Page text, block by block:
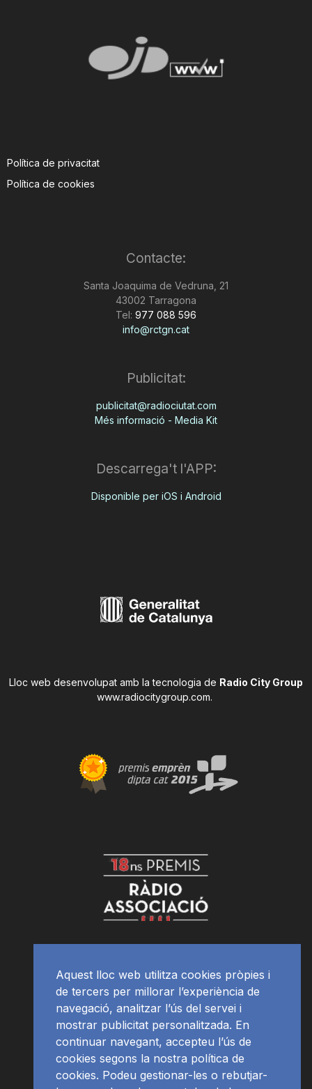
Política de privacitat
Política de cookies
Contacte:
Santa Joaquima de Vedruna, 21
43002 Tarragona
Tel: 977 088 596
info@rctgn.cat
Publicitat:
publicitat@radiociutat.com
Més informació - Media Kit
Descarrega't l'APP:
Disponible per iOS i Android
Lloc web desenvolupat amb la tecnologia de Radio City Group
www.radiocitygroup.com.
Aquest lloc web utilitza cookies pròpies i
de tercers per millorar l’experiència de
navegació, analitzar l’ús del servei i
mostrar publicitat personalitzada. En
continuar navegant, accepteu l’ús de
cookies segons la nostra política de
cookies. Podeu gestionar-les o rebutjar-